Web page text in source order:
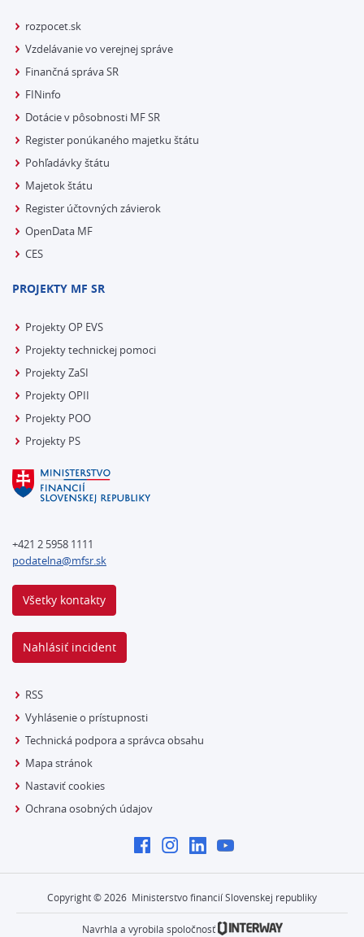
rozpocet.sk
Vzdelávanie vo verejnej správe
Finančná správa SR
FINinfo
Dotácie v pôsobnosti MF SR
Register ponúkaného majetku štátu
Pohľadávky štátu
Majetok štátu
Register účtovných závierok
OpenData MF
CES
PROJEKTY MF SR
Projekty OP EVS
Projekty technickej pomoci
Projekty ZaSI
Projekty OPII
Projekty POO
Projekty PS
+421 2 5958 1111
podatelna@mfsr.sk
Všetky kontakty
Nahlásiť incident
RSS
Vyhlásenie o prístupnosti
Technická podpora a správca obsahu
Mapa stránok
Nastaviť cookies
Ochrana osobných údajov
Copyright © 2026 Ministerstvo financií Slovenskej republiky
Navrhla a vyrobila spoločnosť